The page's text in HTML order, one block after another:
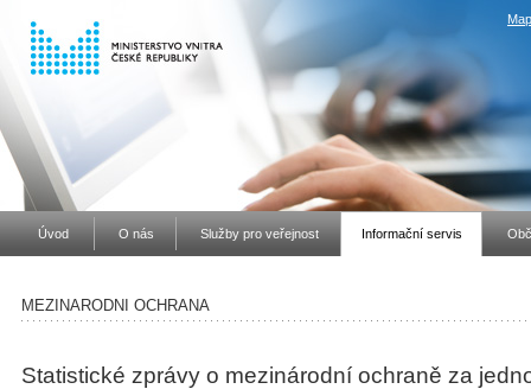
Úvod O nás Služby pro veřejnost Informační servis
MEZINARODNI OCHRANA
Statistické zprávy o mezinárodní ochraně za